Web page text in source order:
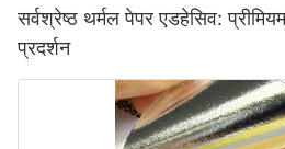
सर्वश्रेष्ठ थर्मल पेपर एडहेसिव:
प्रदर्शन